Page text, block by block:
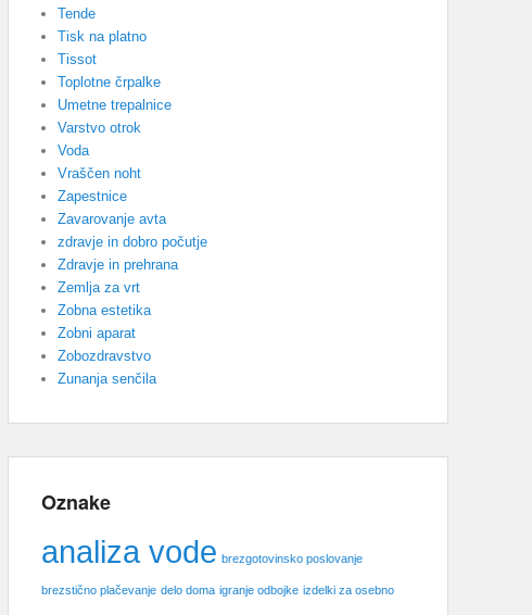
Tende
Tisk na platno
Tissot
Toplotne črpalke
Umetne trepalnice
Varstvo otrok
Voda
Vraščen noht
Zapestnice
Zavarovanje avta
zdravje in dobro počutje
Zdravje in prehrana
Zemlja za vrt
Zobna estetika
Zobni aparat
Zobozdravstvo
Zunanja senčila
Oznake
analiza vode brezgotovinsko poslovanje
brezstično plačevanje delo doma igranje odbojke izdelki za osebno